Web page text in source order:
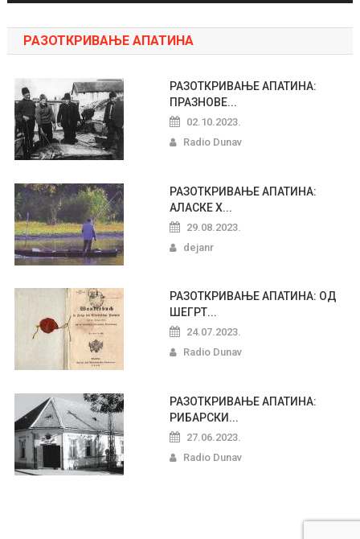
РАЗОТКРИВАЊЕ АПАТИНА
РАЗОТКРИВАЊЕ АПАТИНА:
ПРАЗНОВЕ...
02.10.2023.
Radio Dunav
РАЗОТКРИВАЊЕ АПАТИНА:
АЛАСКЕ Х...
29.08.2023.
dejanr
РАЗОТКРИВАЊЕ АПАТИНА: ОД
ШЕГРТ...
24.07.2023.
Radio Dunav
РАЗОТКРИВАЊЕ АПАТИНА:
РИБАРСКИ...
27.06.2023.
Radio Dunav